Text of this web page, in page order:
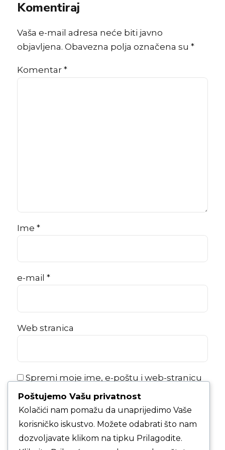
Komentiraj
Vaša e-mail adresa neće biti javno
objavljena. Obavezna polja označena su *
Komentar *
Ime *
e-mail *
Web stranica
Spremi moje ime, e-poštu i web-stranicu
u ovom internet pregledniku za sljedeći
put kada budem komentirao.
KOMENTAR ČLANKA
Poštujemo Vašu privatnost
Kolačići nam pomažu da unaprijedimo Vaše
korisničko iskustvo. Možete odabrati što nam
dozvoljavate klikom na tipku Prilagodite.